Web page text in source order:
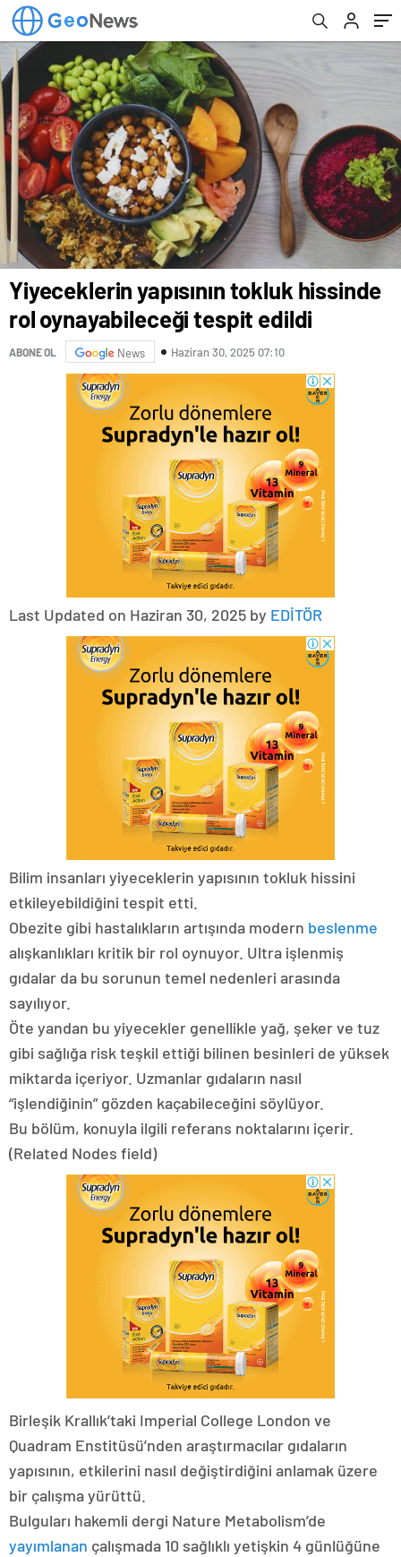
Yiyeceklerin yapısının tokluk hissinde
rol oynayabileceği tespit edildi
ABONE OL News Haziran 30, 2025 07:10
Last Updated on Haziran 30, 2025 by EDİTÖR
Bilim insanları yiyeceklerin yapısının tokluk hissini
etkileyebildiğini tespit etti.
Obezite gibi hastalıkların artışında modern beslenme
alışkanlıkları kritik bir rol oynuyor. Ultra işlenmiş
gıdalar da bu sorunun temel nedenleri arasında
sayılıyor.
Öte yandan bu yiyecekler genellikle yağ, şeker ve tuz
gibi sağlığa risk teşkil ettiği bilinen besinleri de yüksek
miktarda içeriyor. Uzmanlar gıdaların nasıl
“işlendiğinin” gözden kaçabileceğini söylüyor.
Bu bölüm, konuyla ilgili referans noktalarını içerir.
(Related Nodes field)
Birleşik Krallık’taki Imperial College London ve
Quadram Enstitüsü’nden araştırmacılar gıdaların
yapısının, etkilerini nasıl değiştirdiğini anlamak üzere
bir çalışma yürüttü.
Bulguları hakemli dergi Nature Metabolism’de
yayımlanan çalışmada 10 sağlıklı yetişkin 4 günlüğüne
performans gösterir